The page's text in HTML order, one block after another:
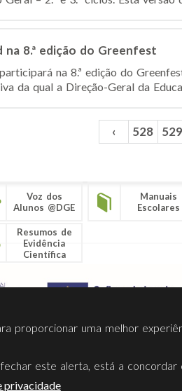
8.ª edição do Greenfest
na 8.ª edição do
da qual a Direção-Geral da
‹ 528 529
Voz dos
Alunos @DGE
Manuais
Escolares
Resumos de
Evidência
Científica
Termos Utilização
proporcionar uma melhor
este alerta, está a concordar
privacidade